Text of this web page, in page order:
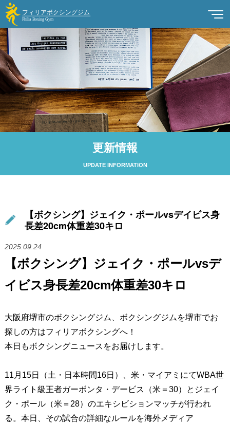
更新情報
UPDATE INFORMATION
【ボクシング】ジェイク・ポールvsデイビス身
長差20cm体重差30キロ
2025.09.24
【ボクシング】ジェイク・ポールvsデ
イビス身長差20cm体重差30キロ
大阪府堺市のボクシングジム、ボクシングジムを堺市でお
探しの方はフィリアボクシングへ！
本日もボクシングニュースをお届けします。
11月15日（土・日本時間16日）、米・マイアミにてWBA世
界ライト級王者ガーボンタ・デービス（米＝30）とジェイ
ク・ポール（米＝28）のエキシビションマッチが行われ
る。本日、その試合の詳細なルールを海外メディア